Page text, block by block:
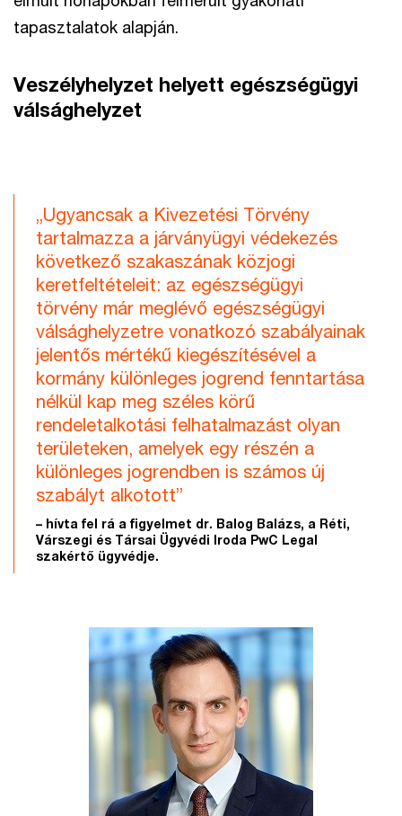
tapasztalatok alapján.
Veszélyhelyzet helyett egészségügyi
válsághelyzet
„Ugyancsak a Kivezetési Törvény
tartalmazza a járványügyi védekezés
következő szakaszának közjogi
keretfeltételeit: az egészségügyi
törvény már meglévő egészségügyi
válsághelyzetre vonatkozó szabályainak
jelentős mértékű kiegészítésével a
kormány különleges jogrend fenntartása
nélkül kap meg széles körű
rendeletalkotási felhatalmazást olyan
területeken, amelyek egy részén a
különleges jogrendben is számos új
szabályt alkotott”
– hívta fel rá a figyelmet dr. Balog Balázs, a Réti,
Várszegi és Társai Ügyvédi Iroda PwC Legal
szakértő ügyvédje.